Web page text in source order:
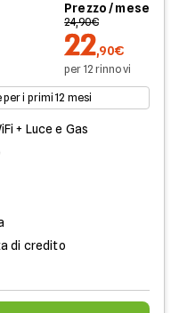
Prezzo / mese
24,90€
22,90€
per 12 rinnovi
i primi 12 mesi
+ Luce e Gas
di credito